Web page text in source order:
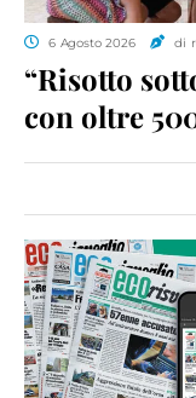
6 Agosto 2026 di
“Risotto
con oltre